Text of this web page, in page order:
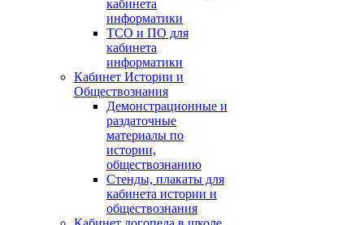
кабинета
информатики
ТСО и ПО для
кабинета
информатики
Кабинет Истории и
Обществознания
Демонстрационные и
раздаточные
материалы по
истории,
обществознанию
Стенды, плакаты для
кабинета истории и
обществознания